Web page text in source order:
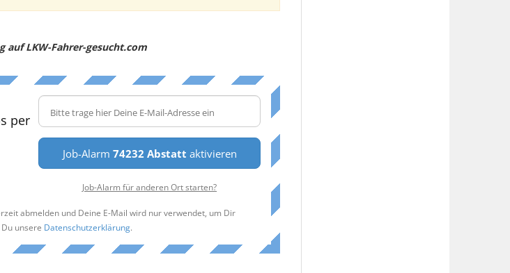
auf LKW-Fahrer-gesucht.com
per
Job-Alarm 74232 Abstatt aktivieren
Job-Alarm für anderen Ort starten?
abmelden und Deine E-Mail wird nur verwendet, um Dir
unsere Datenschutzerklärung.